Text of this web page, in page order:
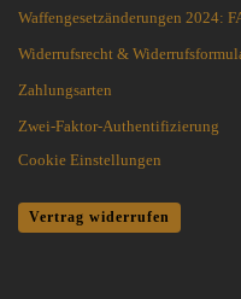
Waffengesetzänderungen 2024:
Widerrufsrecht &
Zahlungsarten
Zwei-Faktor-Authentifizierung
Cookie Einstellungen
Vertrag widerrufen